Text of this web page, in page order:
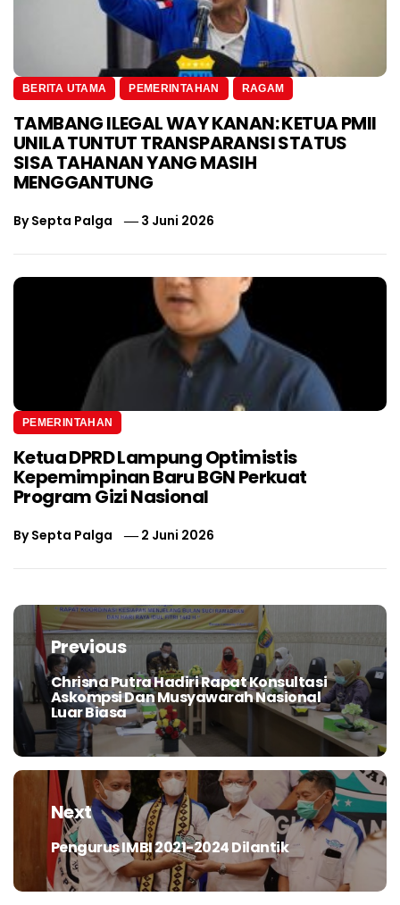
BERITA UTAMA PEMERINTAHAN RAGAM
TAMBANG ILEGAL WAY KANAN: KETUA PMII
UNILA TUNTUT TRANSPARANSI STATUS
SISA TAHANAN YANG MASIH
MENGGANTUNG
BySepta Palga 3 Juni 2026
PEMERINTAHAN
Ketua DPRD Lampung Optimistis
Kepemimpinan Baru BGN Perkuat
Program Gizi Nasional
BySepta Palga 2 Juni 2026
Navigasi
posPrevious
Previous
post:
Chrisna Putra Hadiri Rapat Konsultasi
Askompsi Dan Musyawarah Nasional
Luar Biasa
Next
Next
post:
Pengurus IMBI 2021-2024 Dilantik